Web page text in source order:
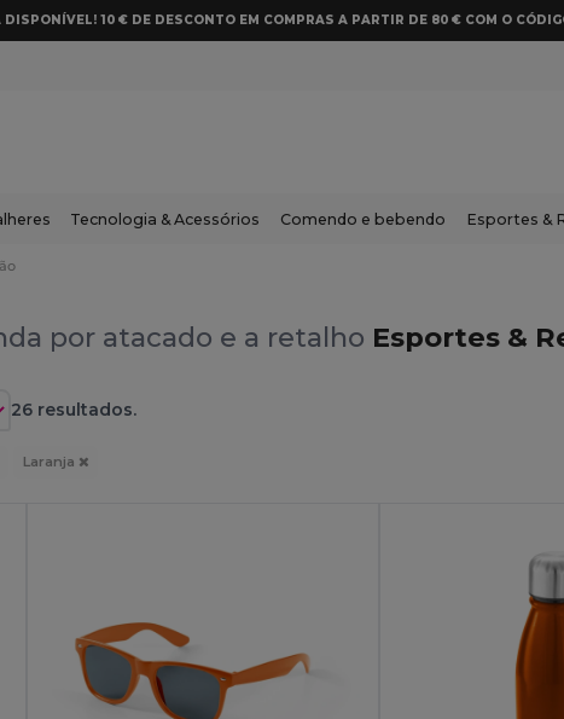
10 € DE DESCONTO EM COMPRAS A PARTIR DE 80 € COM O
Tecnologia & Acessórios Comendo e bebendo Esportes &
por atacado e a retalho Esportes &
26 resultados.
Laranja